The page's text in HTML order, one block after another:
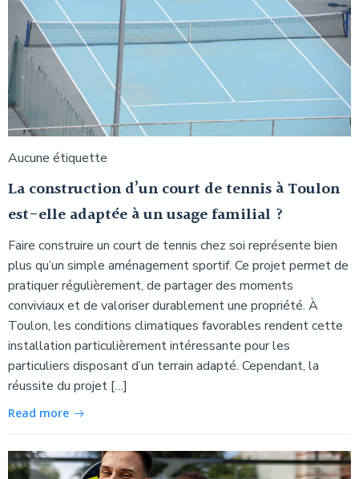
Aucune étiquette
La construction d’un court de tennis à Toulon
est-elle adaptée à un usage familial ?
Faire construire un court de tennis chez soi représente bien
plus qu’un simple aménagement sportif. Ce projet permet de
pratiquer régulièrement, de partager des moments
conviviaux et de valoriser durablement une propriété. À
Toulon, les conditions climatiques favorables rendent cette
installation particulièrement intéressante pour les
particuliers disposant d’un terrain adapté. Cependant, la
réussite du projet […]
Read more